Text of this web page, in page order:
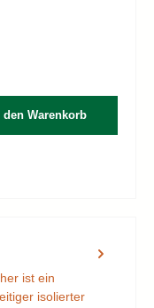
den Warenkorb
ist ein
isolierter